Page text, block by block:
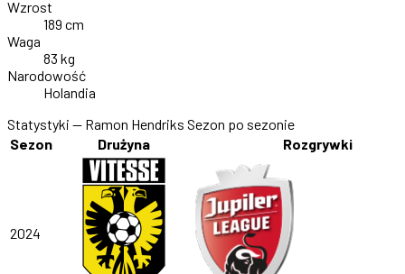
Wzrost
189 cm
Waga
83 kg
Narodowość
Holandia
Statystyki — Ramon Hendriks Sezon po sezonie
Sezon
Drużyna Rozgrywki
2024